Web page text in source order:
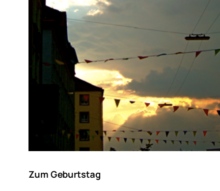
Zum Geburtstag